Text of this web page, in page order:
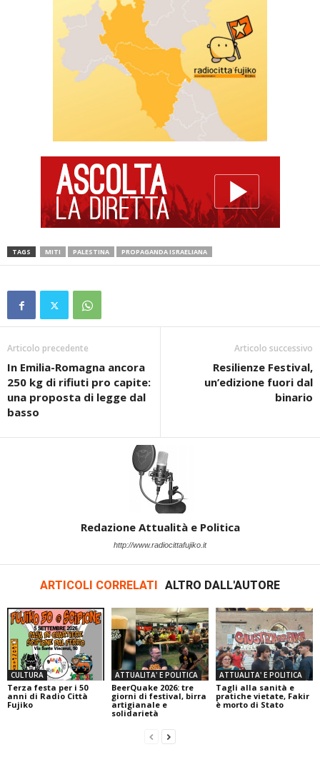
TAGS MITI PALESTINA PROPAGANDA ISRAELIANA
Articolo precedente
In Emilia-Romagna ancora
250 kg di rifiuti pro capite:
una proposta di legge dal
basso
Articolo successivo
Resilienze Festival,
un’edizione fuori dal
binario
Redazione Attualità e Politica
http://www.radiocittafujiko.it
ARTICOLI CORRELATI ALTRO DALL'AUTORE
CULTURA
Terza festa per i 50
anni di Radio Città
Fujiko
ATTUALITA' E POLITICA
BeerQuake 2026: tre
giorni di festival, birra
artigianale e
solidarietà
ATTUALITA' E POLITICA
Tagli alla sanità e
pratiche vietate, Fakir
è morto di Stato